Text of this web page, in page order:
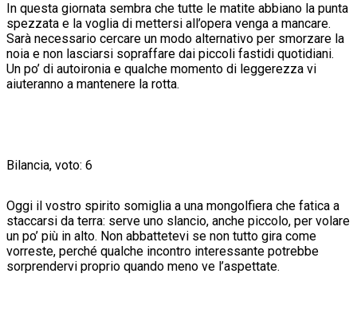
In questa giornata sembra che tutte le matite abbiano la punta
spezzata e la voglia di mettersi all’opera venga a mancare.
Sarà necessario cercare un modo alternativo per smorzare la
noia e non lasciarsi sopraffare dai piccoli fastidi quotidiani.
Un po’ di autoironia e qualche momento di leggerezza vi
aiuteranno a mantenere la rotta.
Bilancia, voto: 6
Oggi il vostro spirito somiglia a una mongolfiera che fatica a
staccarsi da terra: serve uno slancio, anche piccolo, per volare
un po’ più in alto. Non abbattetevi se non tutto gira come
vorreste, perché qualche incontro interessante potrebbe
sorprendervi proprio quando meno ve l’aspettate.